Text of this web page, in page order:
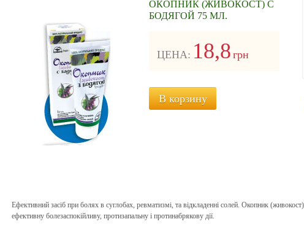
ОКОПНИК (ЖИВОКОСТ) С
БОДЯГОЙ 75 МЛ.
ЦЕНА: 18,8 грн
В корзину
Ефективний засіб при болях в суглобах, ревматизмі, та відкладенні солей. Окопник
ефективну болезаспокійливу, протизапальну і протинабрякову дії.